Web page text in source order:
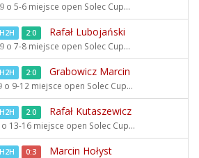
o 5-6 miejsce open Solec Cup...
H2H 2:0 Rafał Lubojański
o 7-8 miejsce open Solec Cup...
H2H 2:0 Grabowicz Marcin
o 9-12 miejsce open Solec Cup...
H2H 2:0 Rafał Kutaszewicz
o 13-16 miejsce open Solec Cup...
H2H 0:3 Marcin Hołyst